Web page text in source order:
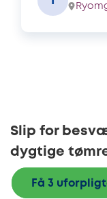
Slip for
dygtige
Få 3